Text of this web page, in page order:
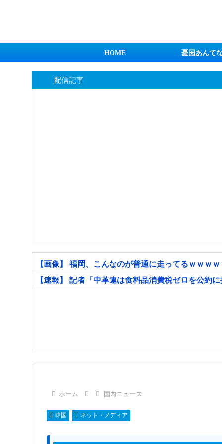
HOME 憂国あんて
配信記事
【画像】 福岡、こんなのが普通に走ってるｗｗｗ
【速報】 記者「中革連は食料品消費税ゼロを公約
ホーム 国内ニュース
韓国 ネット・メディア